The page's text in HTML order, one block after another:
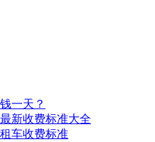
一天？
新收费标准大全
车收费标准